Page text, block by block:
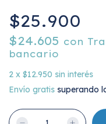
$25.900
$24.605 con
bancario
2 x $12.950 sin interés
Envío gratis superando